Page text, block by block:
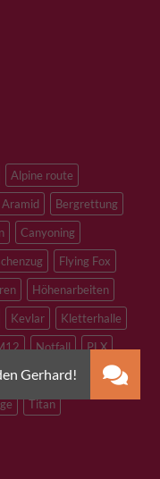
Alpine route
Aramid
Bergrettung
Canyoning
Flying Fox
Höhenarbeiten
Kevlar
Kletterhalle
Notfall
PLX
Slacklining
Titan